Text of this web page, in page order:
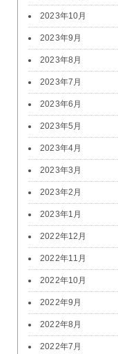
2023年10月
2023年9月
2023年8月
2023年7月
2023年6月
2023年5月
2023年4月
2023年3月
2023年2月
2023年1月
2022年12月
2022年11月
2022年10月
2022年9月
2022年8月
2022年7月